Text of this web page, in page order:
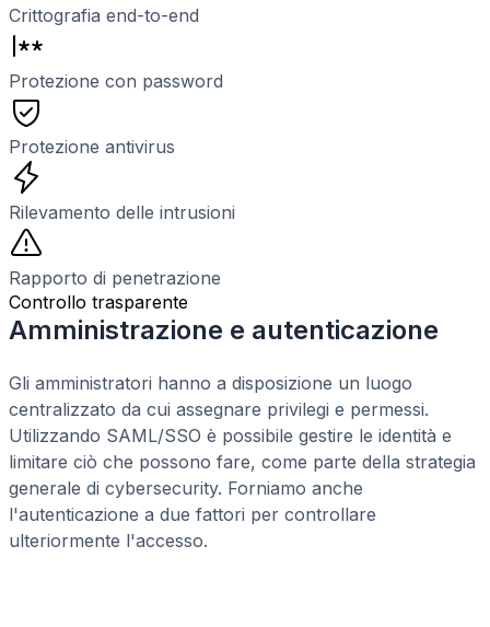
Crittografia end-to-end
Protezione con password
Protezione antivirus
Rilevamento delle intrusioni
Rapporto di penetrazione
Controllo trasparente
Amministrazione e autenticazione
Gli amministratori hanno a disposizione un luogo
centralizzato da cui assegnare privilegi e permessi.
Utilizzando SAML/SSO è possibile gestire le identità e
limitare ciò che possono fare, come parte della strategia
generale di cybersecurity. Forniamo anche
l'autenticazione a due fattori per controllare
ulteriormente l'accesso.